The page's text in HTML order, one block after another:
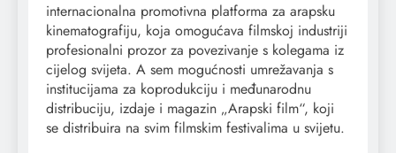
internacionalna promotivna platforma za arapsku
kinematografiju, koja omogućava filmskoj industriji
profesionalni prozor za povezivanje s kolegama iz
cijelog svijeta. A sem mogućnosti umrežavanja s
institucijama za koprodukciju i međunarodnu
distribuciju, izdaje i magazin „Arapski film“, koji
se distribuira na svim filmskim festivalima u svijetu.